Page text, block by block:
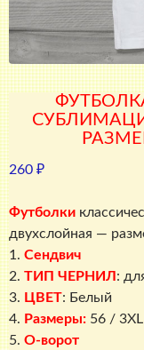
260 ₽
Футболки
двухслойная —
1. Сендвич
2. ТИП ЧЕРНИЛ :
3. ЦВЕТ: Белый
4. Размеры: 56 / 3XL
5. О-ворот